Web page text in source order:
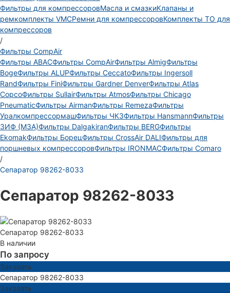
Фильтры для компрессоровМасла и смазкиКлапаны и
ремкомплекты VMCРемни для компрессоровКомплекты ТО для
компрессоров
/
Фильтры CompAir
Фильтры ABACФильтры CompAirФильтры AlmigФильтры
BogeФильтры ALUPФильтры CeccatoФильтры Ingersoll
RandФильтры FiniФильтры Gardner DenverФильтры Atlas
CopcoФильтры SullairФильтры AtmosФильтры Chicago
PneumaticФильтры AirmanФильтры RemezaФильтры
УралкомпрессормашФильтры ЧКЗФильтры HansmannФильтры
ЗИФ (МЗА)Фильтры DalgakiranФильтры BERGФильтры
EkomakФильтры БорецФильтры CrossAir DALIФильтры для
поршневых компрессоровФильтры IRONMACФильтры Comaro
/
Сепаратор 98262-8033
Сепаратор 98262-8033
Сепаратор 98262-8033
В наличии
По запросу
Заказать
Сепаратор 98262-8033
Заказать